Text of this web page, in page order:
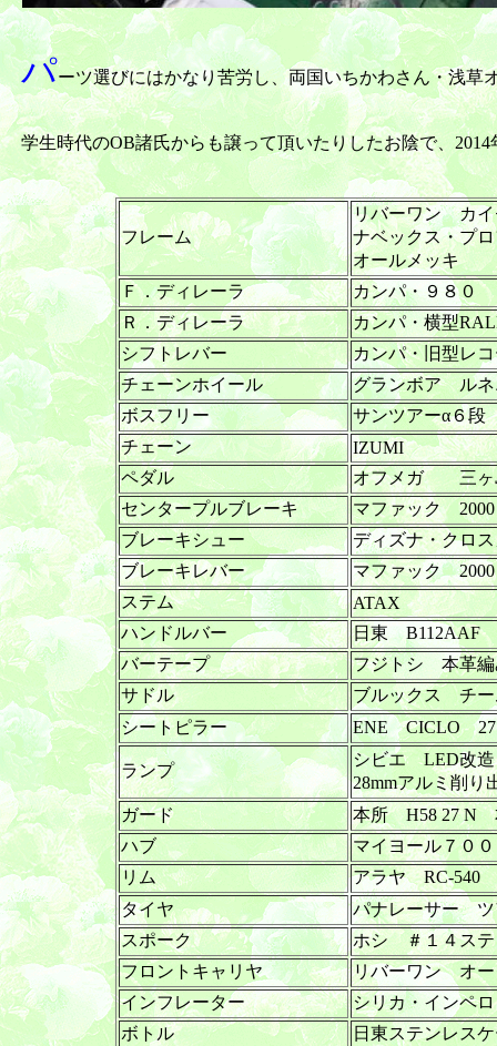
パーツ選びにはかなり苦労し、両国いちかわさん・浅
学生時代のOB諸氏からも譲って頂いたりしたお陰で、
フレーム
リバーワン カイ
ナベックス・プ
オールメッキ
Ｆ．ディレーラ
カンパ・９８０
Ｒ．ディレーラ
カンパ・横型
シフトレバー
カンパ・旧型レ
チェーンホイール
グランボア ル
ボスフリー
サンツアーα６
チェーン
IZUMI
ペダル
オフメガ 三ヶ島
センタープルブレーキ
マファック 2000
ブレーキシュー
ディズナ・クロ
ブレーキレバー
マファック 2000
ステム
ATAX
ハンドルバー
日東 B112AAF
バーテープ
フジトシ 本革
サドル
ブルックス チー
シートピラー
ENE CICLO
ランプ
シビエ LED改
28mmアルミ削り
ガード
本所 H58 27 N
ハブ
マイヨール７０
リム
アラヤ RC-540
タイヤ
パナレーサー ツ
スポーク
ホシ ＃１４ステ
フロントキャリヤ
リバーワン オー
インフレーター
シリカ・インペ
ボトル
日東ステンレス